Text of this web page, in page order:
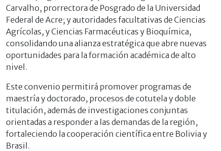
Carvalho, prorrectora de Posgrado de la Universidad
Federal de Acre; y autoridades facultativas de Ciencias
Agrícolas, y Ciencias Farmacéuticas y Bioquímica,
consolidando una alianza estratégica que abre nuevas
oportunidades para la formación académica de alto
nivel.
Este convenio permitirá promover programas de
maestría y doctorado, procesos de cotutela y doble
titulación, además de investigaciones conjuntas
orientadas a responder a las demandas de la región,
fortaleciendo la cooperación científica entre Bolivia y
Brasil.